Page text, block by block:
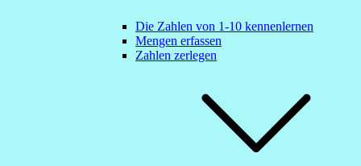
Die Zahlen von 1-10 kennenlernen
Mengen erfassen
Zahlen zerlegen